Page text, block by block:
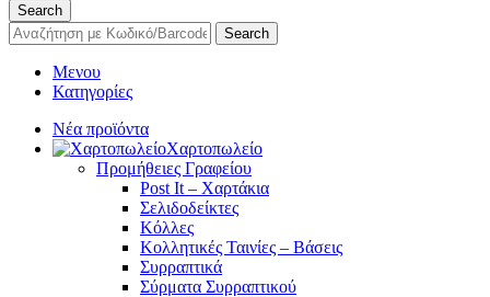
Search
Search
Μενου
Κατηγορίες
Νέα προϊόντα
Χαρτοπωλείο
Προμήθειες Γραφείου
Post It – Χαρτάκια
Σελιδοδείκτες
Κόλλες
Κολλητικές Ταινίες – Βάσεις
Συρραπτικά
Σύρματα Συρραπτικού